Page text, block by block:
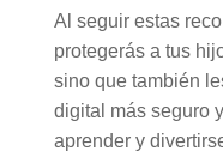
Al seguir estas
protegerás a tus
sino que también
digital más seguro
aprender y